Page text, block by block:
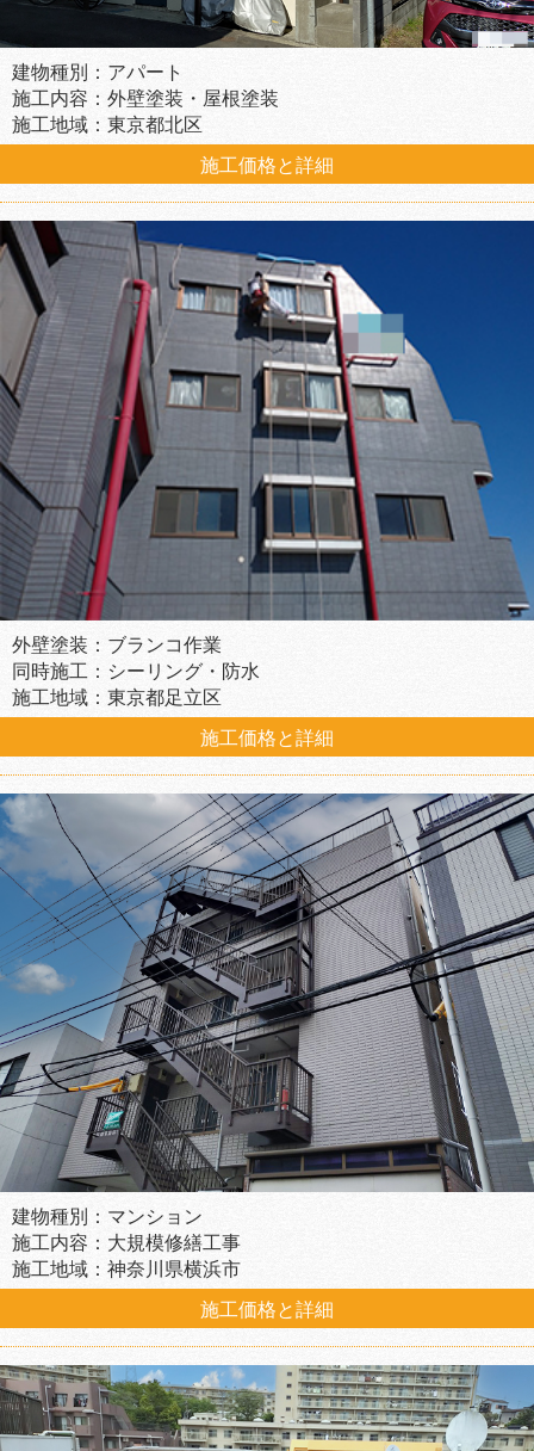
建物種別：アパート
施工内容：外壁塗装・屋根塗装
施工地域：東京都北区
施工価格と詳細
外壁塗装：ブランコ作業
同時施工：シーリング・防水
施工地域：東京都足立区
施工価格と詳細
建物種別：マンション
施工内容：大規模修繕工事
施工地域：神奈川県横浜市
施工価格と詳細